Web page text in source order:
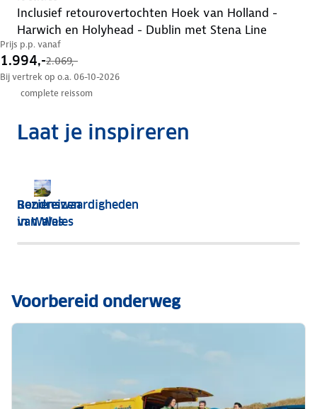
inclusief retourovertochten Hoek van Holland -
Harwich en Holyhead - Dublin met Stena Line
Prijs p.p. vanaf
1.994,-2.069,-
Bij vertrek op o.a. 06-10-2026
complete reissom
Laat je inspireren
Bezienswaardigheden
van Wales
Rondreizen
in Wales
Voorbereid onderweg